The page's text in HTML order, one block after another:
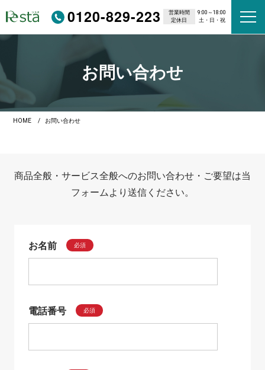
0120-829-223 営業時間
9:00～18:00
定休日
土・日・祝
お問い合わせ
HOME お問い合わせ
商品全般・サービス全般へのお問い合わせ・ご要望は当
フォームより送信ください。
お名前 必須
電話番号 必須